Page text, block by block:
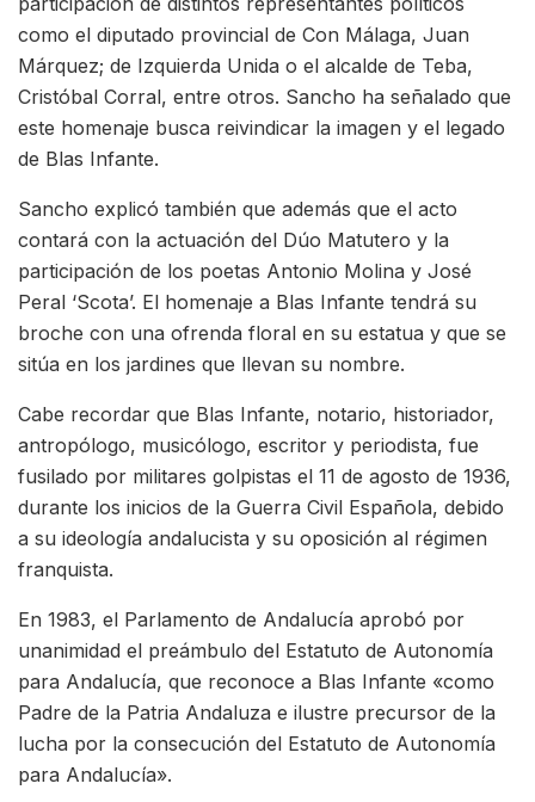
como el diputado provincial de Con Málaga, Juan
Márquez; de Izquierda Unida o el alcalde de Teba,
Cristóbal Corral, entre otros. Sancho ha señalado que
este homenaje busca reivindicar la imagen y el legado
de Blas Infante.
Sancho explicó también que además que el acto
contará con la actuación del Dúo Matutero y la
participación de los poetas Antonio Molina y José
Peral ‘Scota’. El homenaje a Blas Infante tendrá su
broche con una ofrenda floral en su estatua y que se
sitúa en los jardines que llevan su nombre.
Cabe recordar que Blas Infante, notario, historiador,
antropólogo, musicólogo, escritor y periodista, fue
fusilado por militares golpistas el 11 de agosto de 1936,
durante los inicios de la Guerra Civil Española, debido
a su ideología andalucista y su oposición al régimen
franquista.
En 1983, el Parlamento de Andalucía aprobó por
unanimidad el preámbulo del Estatuto de Autonomía
para Andalucía, que reconoce a Blas Infante «como
Padre de la Patria Andaluza e ilustre precursor de la
lucha por la consecución del Estatuto de Autonomía
para Andalucía».